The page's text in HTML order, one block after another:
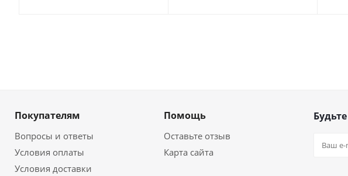
Покупателям
Вопросы и ответы
Условия оплаты
Условия доставки
Помощь
Оставьте отзыв
Карта сайта